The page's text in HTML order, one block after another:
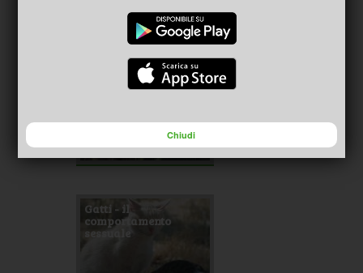
I gatti - il
Gatti - il
comportamento
sessuale
Chiudi